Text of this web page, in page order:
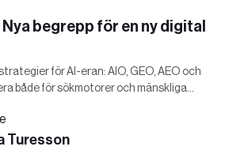
begrepp för en ny digital
för AI-eran: AIO, GEO, AEO och
både för sökmotorer och mänskliga
Turesson